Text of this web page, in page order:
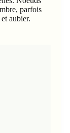
parfois
aubier.